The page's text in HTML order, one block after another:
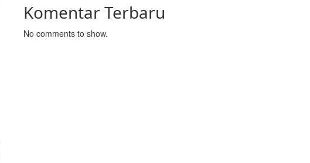
Komentar Terbaru
No comments to show.